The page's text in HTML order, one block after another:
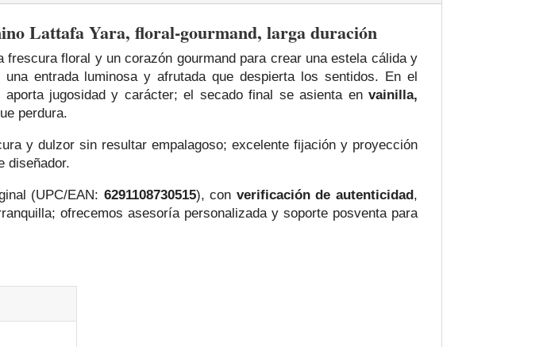
Lattafa Yara, floral‑gourmand, larga duración
frescura floral y un corazón gourmand para crear una estela cálida y
una entrada luminosa y afrutada que despierta los sentidos. En el
aporta jugosidad y carácter; el secado final se asienta envainilla,
perdura.
y dulzor sin resultar empalagoso; excelente fijación y proyección
diseñador.
(UPC/EAN: 6291108730515), con verificación de autenticidad,
ofrecemos asesoría personalizada y soporte posventa para